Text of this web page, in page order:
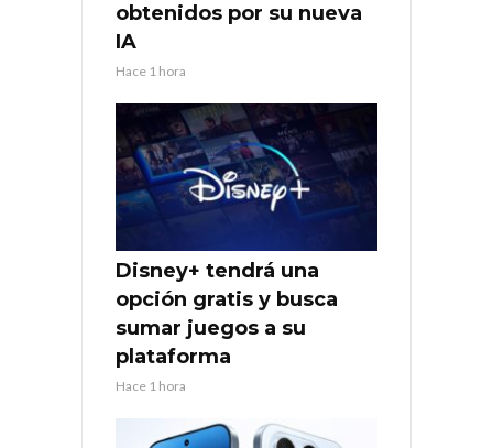
obtenidos por su nueva
IA
Hace 1 hora
Disney+ tendrá una
opción gratis y busca
sumar juegos a su
plataforma
Hace 1 hora